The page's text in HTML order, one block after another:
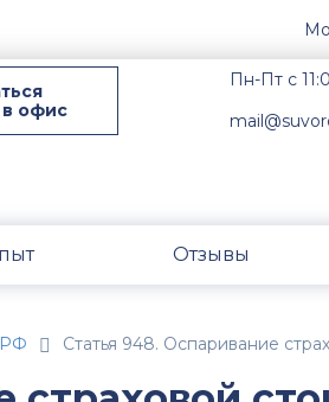
офис
Пн-Пт с
Отзывы
Статья 948. Оспаривание